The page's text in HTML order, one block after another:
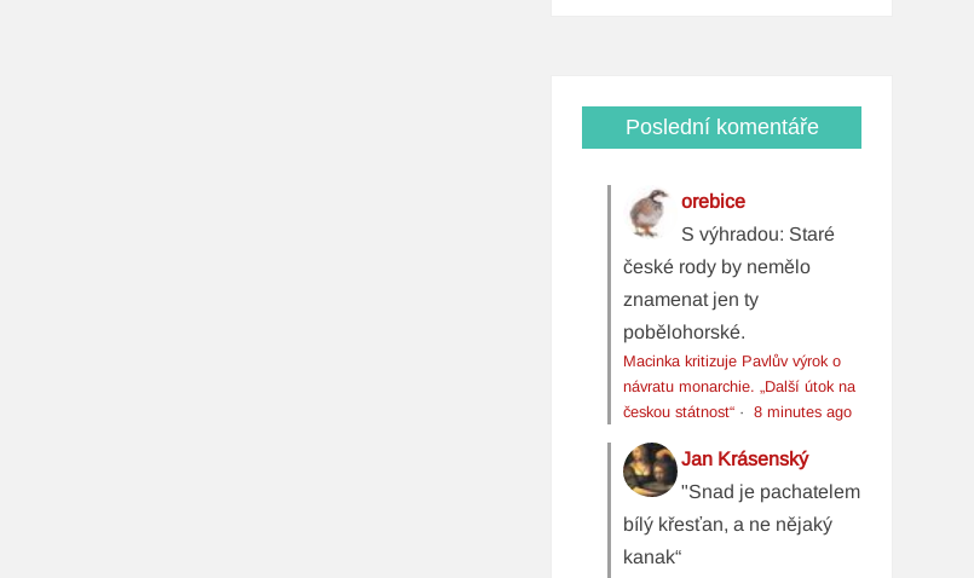
Poslední komentáře
orebice
S výhradou: Staré
české rody by nemělo
znamenat jen ty
pobělohorské.
Macinka kritizuje Pavlův výrok o
návratu monarchie. „Další útok na
českou státnost“ ·8 minutes ago
Jan Krásenský
"Snad je pachatelem
bílý křesťan, a ne nějaký
kanak“